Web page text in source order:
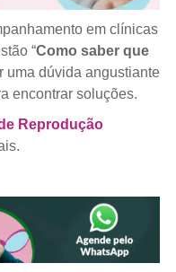
em clínicas
“Como saber que
uma dúvida angustiante
encontrar soluções.
Reprodução